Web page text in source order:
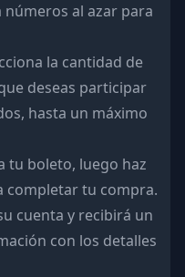
números al azar para
la cantidad de
deseas participar
hasta un máximo
tu boleto, luego haz
completar tu compra.
cuenta y recibirá un
con los detalles